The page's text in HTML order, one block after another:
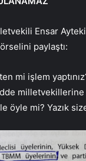
Ensar
paylaştı:
mi işlem
milletvekillerine
öyle mi? Yazık